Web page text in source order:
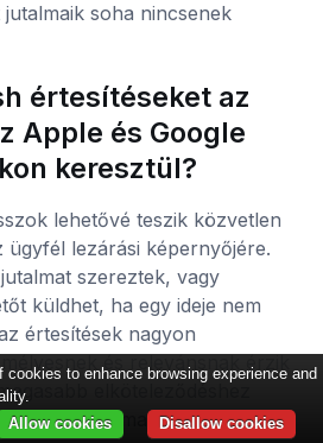
soha nincsenek
értesítéseket az
Apple és Google
keresztül?
lehetővé teszik közvetlen
ügyfél lezárási képernyőjére.
szereztek, vagy
küldhet, ha egy ideje nem
értesítések nagyon
és relevánsnak érzik
elköteleződéshez
e-mail marketing.
to enhance browsing experience and
Disallow cookies
Allow cookies